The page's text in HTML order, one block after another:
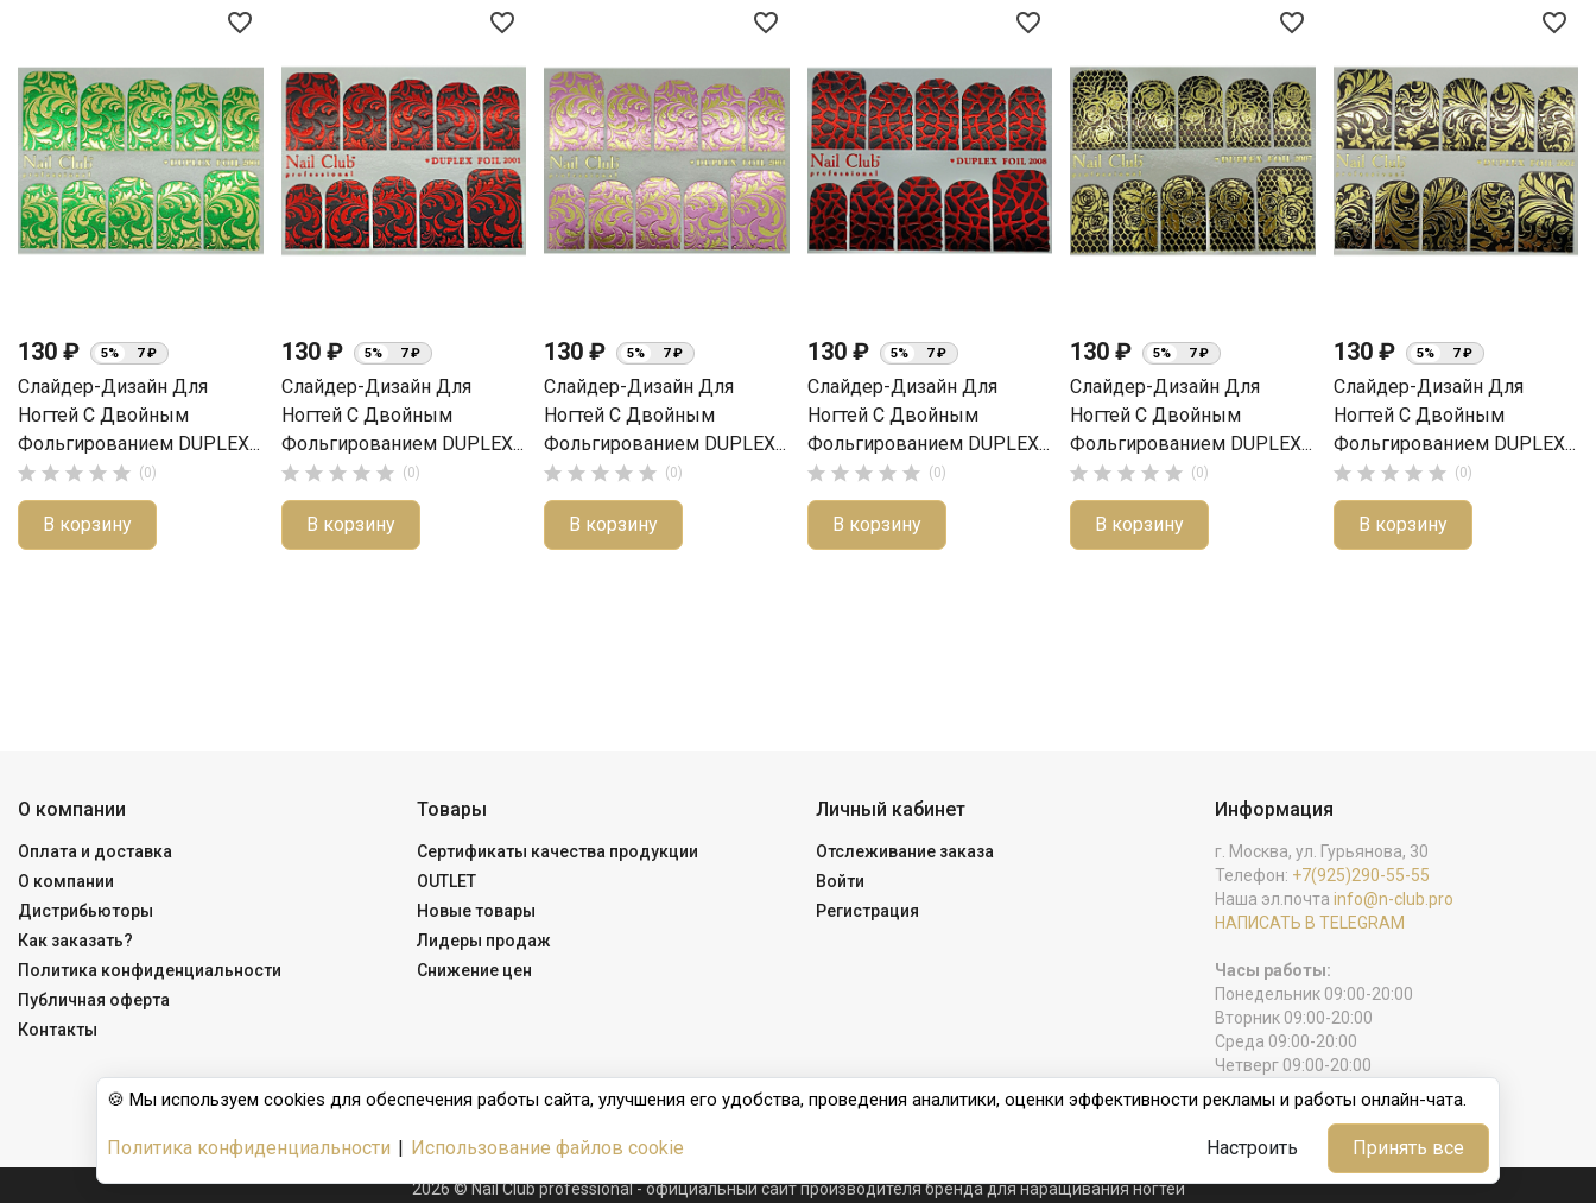
favorite_border
130 ₽ 5% 7 ₽
Слайдер-Дизайн Для
Ногтей С Двойным
Фольгированием DUPLEX...
     (0)
В корзину
favorite_border
130 ₽ 5% 7 ₽
Слайдер-Дизайн Для
Ногтей С Двойным
Фольгированием DUPLEX...
     (0)
В корзину
favorite_border
130 ₽ 5% 7 ₽
Слайдер-Дизайн Для
Ногтей С Двойным
Фольгированием DUPLEX...
     (0)
В корзину
favorite_border
130 ₽ 5% 7 ₽
Слайдер-Дизайн Для
Ногтей С Двойным
Фольгированием DUPLEX...
     (0)
В корзину
favorite_border
130 ₽ 5% 7 ₽
Слайдер-Дизайн Для
Ногтей С Двойным
Фольгированием DUPLEX...
     (0)
В корзину
favorite_border
130 ₽ 5% 7 ₽
Слайдер-Дизайн Для
Ногтей С Двойным
Фольгированием DUPLEX...
     (0)
В корзину
О компании
Оплата и доставка
О компании
Дистрибьюторы
Как заказать?
Политика конфиденциальности
Публичная оферта
Контакты
Товары
Сертификаты качества продукции
OUTLET
Новые товары
Лидеры продаж
Снижение цен
Личный кабинет
Отслеживание заказа
Войти
Регистрация
Информация
г. Москва, ул. Гурьянова, 30
Телефон: +7(925)290-55-55
Наша эл.почта info@n-club.pro
НАПИСАТЬ В TELEGRAM
Часы работы:
Понедельник 09:00-20:00
Вторник 09:00-20:00
Среда 09:00-20:00
Четверг 09:00-20:00
Пятница 09:00-20:00
Суббота 09:00-20:00
Воскресенье выходной
2026 © Nail Club professional - официальный сайт производителя бренда для наращивания ногтей
🍪 Мы используем cookies для обеспечения работы сайта, улучшения его удобства, проведения аналитики, оценки эффективности рекламы и работы онлайн-чата.
Политика конфиденциальности | Использование файлов cookie Настроить Принять все